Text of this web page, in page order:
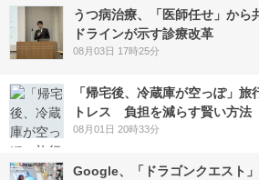
うつ病治療、「医師任せ」か
ドラインが示す診療改革
08月03日 17時25分
「帰宅後、冷蔵庫が空っぽ」
トレス 負担を減らす賢い方法
08月01日 20時33分
Google、「ドラゴンクエスト